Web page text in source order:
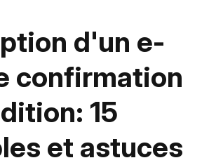
d'un e-
confirmation
15
et astuces